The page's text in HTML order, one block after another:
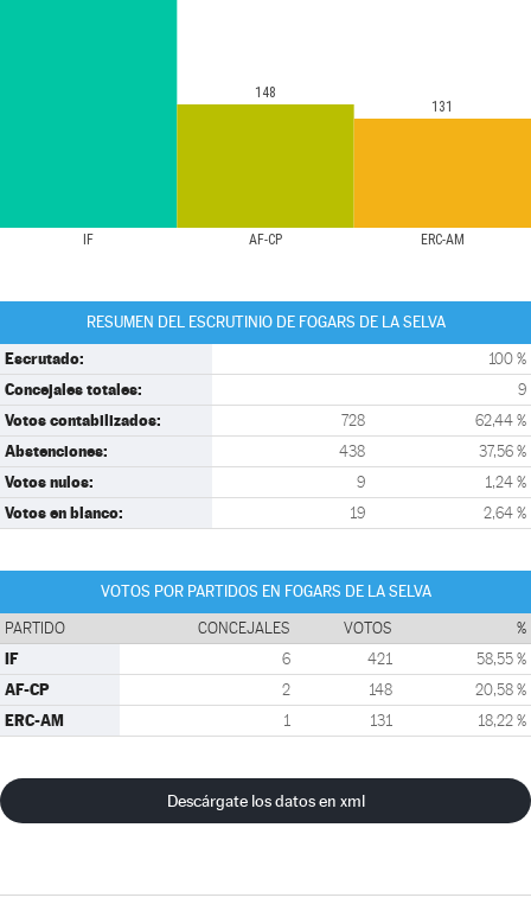
IF AF-CP ERC-AM
148
131
RESUMEN DEL ESCRUTINIO DE FOGARS DE LA SELVA
Escrutado: 100 %
Concejales totales: 9
Votos contabilizados: 728 62,44 %
Abstenciones: 438 37,56 %
Votos nulos: 9 1,24 %
Votos en blanco: 19 2,64 %
VOTOS POR PARTIDOS EN FOGARS DE LA SELVA
PARTIDO CONCEJALES VOTOS %
IF 6 421 58,55 %
AF-CP 2 148 20,58 %
ERC-AM 1 131 18,22 %
Descárgate los datos en xml